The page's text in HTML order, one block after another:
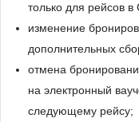
только для рейсов в
изменение
дополнительных
отмена
на электронный
следующему рейсу;